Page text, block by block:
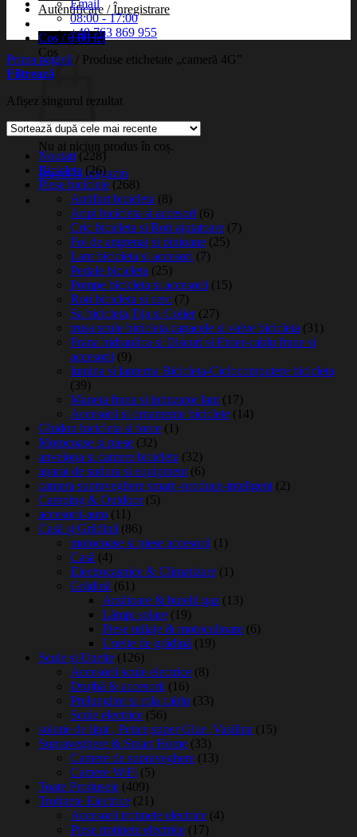
Autentificare / Înregistrare
Coș /0,00lei
Coș
Nu ai niciun produs în coș.
Înapoi la magazin
Email
08:00 - 17:00
+40 763 869 955
Prima pagină
Produse etichetate „cameră 4G”
Filtrează
Afișez singurul rezultat
Noutati (228)
Biciclete (26)
Piese biciclete (268)
Antifurt bicicleta (8)
Aripi bicicleta si accesori (6)
Cric bicicleta si Roti ajutatoare (7)
Foi de angrenaj si pinioane (25)
Lant bicicleta si accesori (7)
Pedale bicicleta (25)
Pompe bicicleta si accesorii (15)
Roti bicicleta si cerc (7)
Sa bicicleta,Tija si Colier (27)
trusa scule bicicleta,capacele si valve bicicleta (31)
Frana hidraulica si Discuri si Etrier-cablu frane si
accesorii (9)
lumina si lanterna Bicicleta-Ciclocomputere bicicleta
(39)
Maneta frana si intinzator lant (17)
Accesorii si ornamente biciclete (14)
Ghidon bicicleta si force (1)
Motocoase si piese (32)
anvelopa si camere bicicleta (32)
aparat de sudura si equipment (6)
camera supraveghere smart -produce-inteligent (2)
Camping & Outdoor (5)
accesorii-auto (11)
Casă și Grădină (86)
motocoase si piese accesorii (1)
Casă (4)
Electrocasnice & Climatizare (1)
Grădină (61)
Arzătoare & butelii gaz (13)
Lămpi solare (19)
Piese utilaje & motocultoare (6)
Unelte de grădină (19)
Scule și Unelte (126)
Accesorii scule electrice (8)
Drujbă & accesorii (16)
Prelungitor si rola cablu (33)
Scule electrice (56)
solutie de lipit , Petice,super Glue ,Vasilina (15)
Supraveghere & Smart Home (33)
Camere de supraveghere (13)
Camere WiFi (5)
Toate Produsele (409)
Trotinete Electrice (21)
Accesorii trotinete electrice (4)
Piese trotinete electrice (17)